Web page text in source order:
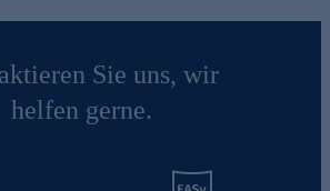
Sie uns, wir
helfen gerne.